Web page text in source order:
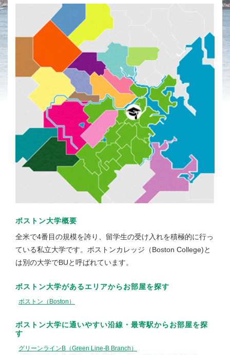
ボストン大学概要
全米で4番目の規模を誇り、留学生の受け入れを積極的に行っ
ている私立大学です。ボストンカレッジ（Boston College)と
は別の大学でBUと呼ばれています。
ボストン大学があるエリアからお部屋を探す
ボストン（Boston）
ボストン大学に通いやすい沿線・最寄駅からお部屋を探
す
グリーンラインB（Green Line-B Branch）